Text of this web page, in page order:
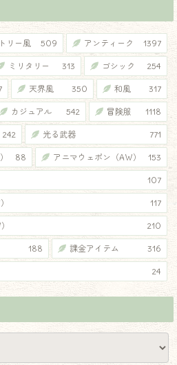
リー風 509 アンティーク 1397
ミリタリー 313 ゴシック 254
天界風 350 和風 317
カジュアル 542 冒険服 1118
242 光る武器 771
88 アニマウェポン（AW） 153
107
117
210
188 課金アイテム 316
24